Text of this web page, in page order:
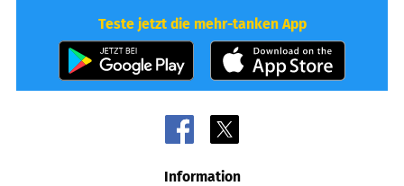
Teste jetzt die mehr-tanken App
Information